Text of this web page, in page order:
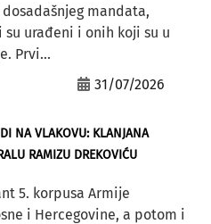
mandata,
urađeni i onih koji su u
Prvi...
31/07/2026
NA VLAKOVU: KLANJANA
RAMIZU DREKOVIĆU
5. korpusa Armije
i Hercegovine, a potom i